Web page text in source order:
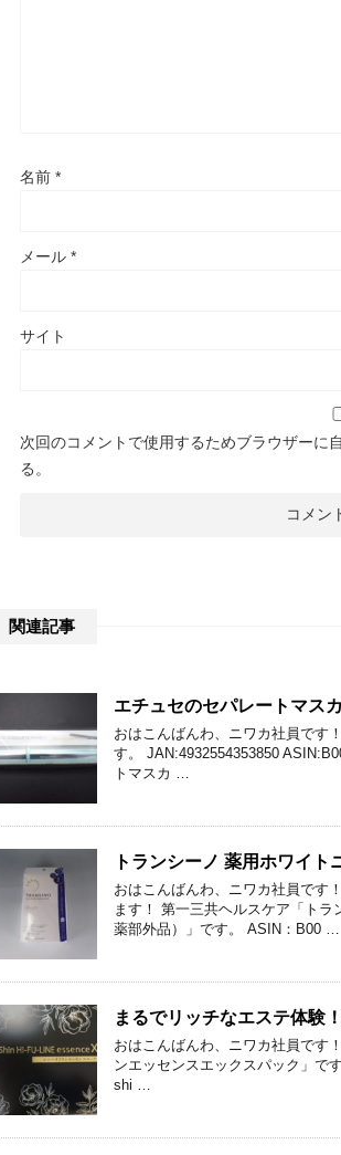
名前 *
メール *
サイト
次回のコメントで使用するためブラウザーに
る。
関連記事
エチュセのセパレートマス
おはこんばんわ、ニワカ社員です
す。 JAN:4932554353850
トマスカ …
トランシーノ 薬用ホワイト
おはこんばんわ、ニワカ社員です
ます！ 第一三共ヘルスケア「ト
薬部外品）」です。 ASIN：B00 …
まるでリッチなエステ体験
おはこんばんわ、ニワカ社員です
ンエッセンスエックスパック」で
shi …